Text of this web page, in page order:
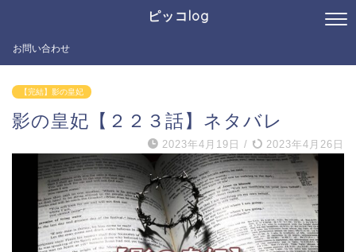
ピッコlog
お問い合わせ
【完結】影の皇妃
影の皇妃【２２３話】ネタバレ
2023年4月19日 / 2023年4月26日